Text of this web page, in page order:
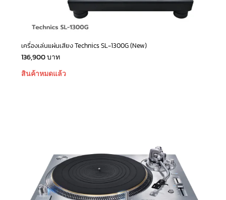
เครื่องเล่นแผ่นเสียง Technics SL-1300G (New)
136,900บาท
สินค้าหมดแล้ว